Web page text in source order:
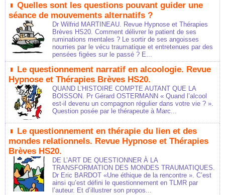
Quelles sont les questions pouvant guider une
séance de mouvements alternatifs ?
Dr Wilfrid MARTINEAU. Revue Hypnose et Thérapies
Brèves HS20. Comment délivrer le patient de ses
ruminations mentales ? Le sortir de ses angoisses
nourries par le vécu traumatique et entretenues par des
pensées figées sur le passé ? E...
Le questionnement narratif en alcoologie. Revue
Hypnose et Thérapies Brèves HS20.
QUAND L’HISTOIRE COMPTE AUTANT QUE LA
BOISSON. Pr Gérard OSTERMANN « Quand l’alcool
est-il devenu un compagnon régulier dans votre vie ? ».
Question posée par le thérapeute à Marc...
Le questionnement en thérapie du lien et des
mondes relationnels. Revue Hypnose et Thérapies
Brèves HS20.
DE L’ART DE QUESTIONNER À LA
TRANSFORMATION DES MONDES TRAUMATIQUES.
Dr Eric BARDOT «Une éthique de la rencontre ». C’est
ainsi qu’est défini le questionnement en TLMR par
l’auteur. Et d’illustrer son propos...